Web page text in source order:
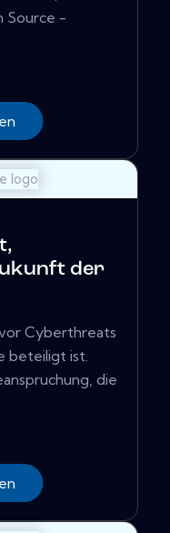
Source -
der
Cyberthreats
beteiligt ist.
die